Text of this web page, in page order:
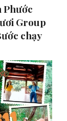
Phước
Group
chạy